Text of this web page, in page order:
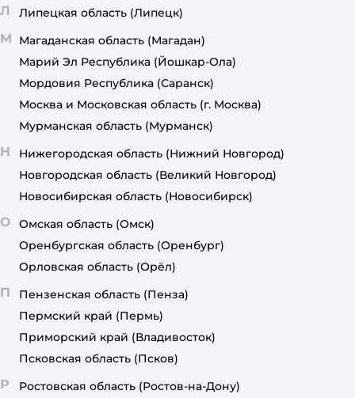
Л Липецкая область (Липецк)
М Магаданская область (Магадан)
Марий Эл Республика (Йошкар-Ола)
Мордовия Республика (Саранск)
Москва и Московская область (г. Москва)
Мурманская область (Мурманск)
Н Нижегородская область (Нижний Новгород)
Новгородская область (Великий Новгород)
Новосибирская область (Новосибирск)
О Омская область (Омск)
Оренбургская область (Оренбург)
Орловская область (Орёл)
П Пензенская область (Пенза)
Пермский край (Пермь)
Приморский край (Владивосток)
Псковская область (Псков)
Р Ростовская область (Ростов-на-Дону)